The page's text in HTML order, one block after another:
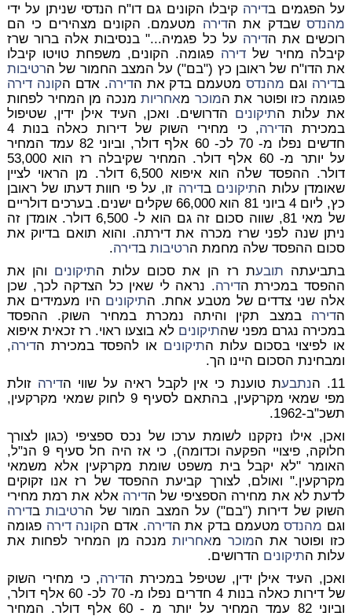
על הפגמים בדירה קיבלו הקונים גם דו"ח הנדסי שניתן על ידי
מהנדסשבדק את הדירה מטעמם. הקונים מצהירים כי הם
רוכשים את הדירה על כל פגמיה..." בנסיבות אלה ברור שרז
קיבלה מחיר שלדירה פגומה. הקונים, משפחת טויטו קיבלו
את הדו"ח של ראובן כץ ("בם") על המצב החמור של הרטיבות
בדירה וגם מהנדסמטעמם בדק את הדירה. אדם הקונה דירה
פגומה כזו ופוטר את המוכר מאחריותמנכה מן המחיר לפחות
את עלות התיקונים הדרושים. ואכן, העיד אילן ידין, שטיפול
במכירת הדירה
, כי מחירי השוק של דירות כאלה בנות 4
חדשים נפלו מ- 70 לכ- 60 אלף דולר, וביוני 82 עמד המחיר
על יותר מ- 60 אלף דולר. המחיר שקיבלה רז הוא 53,000
דולר. ההפסד שלה הוא איפוא 6,500 דולר. מן הראוי לציין
שאומדן עלות התיקונים בדירה זו, על פי חוות דעתו של ראובן
כץ, ליום 4 ביוני 81 הוא 66,000 שקלים ישנים. בערכים דולריים
של מאי 81, שווה סכום זה גם הוא ל- 6,500 דולר. אומדן זה
ניתן שנה לפני שרז מכרה את דירתה. והוא תואם בדיוק את
סכום ההפסד שלה מחמת הרטיבותבדירה.
בתביעתה תובעת רז הן את סכום עלות התיקונים והן את
ההפסד במכירת הדירה. נראה לי שאין כל הצדקה לכך, שכן
אלה שני צדדים של מטבע אחת. התיקונים היו מעמידים את
הדירה במצב תקין והיתה נמכרת במחיר השוק. ההפסד
במכירה נגרם מפני שהתיקונים לא בוצעו ראוי. רז זכאית איפוא
או לפיצוי בסכום עלות התיקונים או להפסד במכירת הדירה,
ומבחינת הסכום היינו הך.
11. ה
נתבעת טוענת כי אין לקבל ראיה על שווי הדירה זולת
מפי שמאי מקרקעין, בהתאם לסעיף 9 לחוק שמאי מקרקעין,
תשכ"ב-1962.
ואכן, אילו נזקקנו לשומת ערכו של נכס ספציפי (כגון לצורך
חלוקה, פיצויי הפקעה וכדומה), כי אז היה חל סעיף 9 הנ"ל,
האומר "לא יקבל בית משפט שומת מקרקעין אלא משמאי
מקרקעין." ואולם, לצורך קביעת ההפסד של רז אנו זקוקים
לדעת לא את מחירה הספציפי של הדירה אלא את רמת מחירי
השוק של דירות ("בם") על המצב המור של הרטיבותבדירה
וגם מהנדסמטעמם בדק את הדירה. אדם הקונה דירה פגומה
כזו ופוטר את המוכרמאחריותמנכה מן המחיר לפחות את
עלות התיקונים הדרושים.
ואכן, העיד אילן ידין, שטיפל במכירת הדירה, כי מחירי השוק
של דירות כאלה בנות 4 חדרים נפלו מ- 70 לכ- 60 אלף דולר,
וביוני 82 עמד המחיר על יותר מ - 60 אלף דולר. המחיר